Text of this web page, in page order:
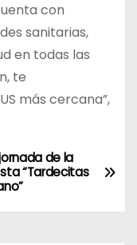
con
sanitarias,
en todas las
te
más cercana”,
de la
“Tardecitas